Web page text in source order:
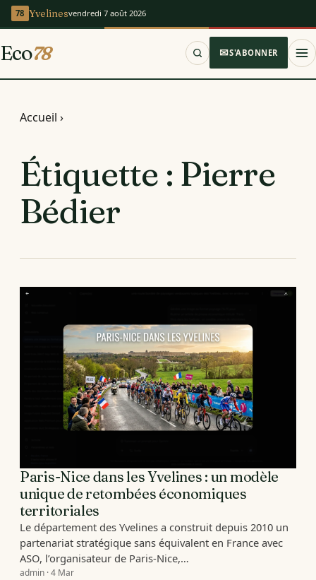
Yvelinesvendredi 7 août 2026
Eco78 S'ABONNER
Accueil ›
Étiquette : Pierre
Bédier
Paris-Nice dans les Yvelines : un modèle
unique de retombées économiques
territoriales
Le département des Yvelines a construit depuis 2010 un
partenariat stratégique sans équivalent en France avec
ASO, l’organisateur de Paris-Nice,…
admin · 4 Mar